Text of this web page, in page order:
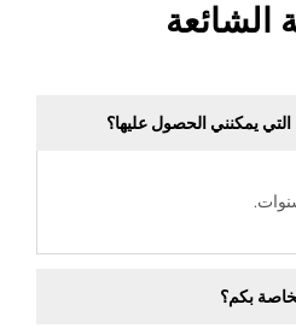
الشائعة
يمكنني الحصول عليها؟
بكم؟